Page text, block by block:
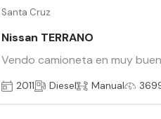
Santa Cruz
Nissan TERRANO
Vendo camioneta en muy
2011 Diesel Manual